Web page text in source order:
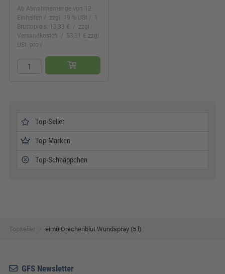
Ab Abnahmemenge von 12
Einheiten
zzgl. 19 % USt
1
Bruttopreis: 13,33 €
zzgl.
Versandkosten
53,31 € zzgl.
USt. pro l
Top-Seller
Top-Marken
Top-Schnäppchen
Topseller eimü Drachenblut Wundspray (5 l)
GFS Newsletter